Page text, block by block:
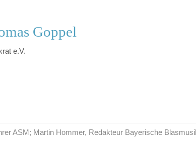
Goppel
e.V.
ASM; Martin Hommer, Redakteur Bayerische